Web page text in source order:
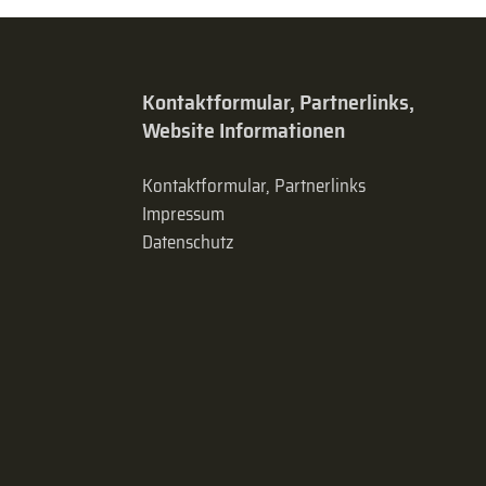
Kontaktformular, Partnerlinks,
Website Informationen
Kontaktformular, Partnerlinks
Impressum
Datenschutz